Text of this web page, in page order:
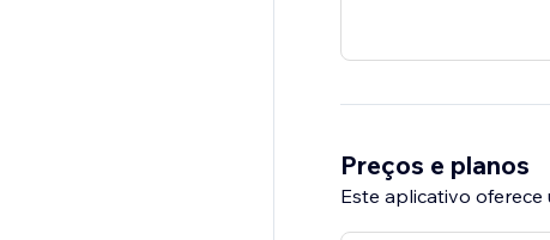
Preços e planos
Este aplicativo